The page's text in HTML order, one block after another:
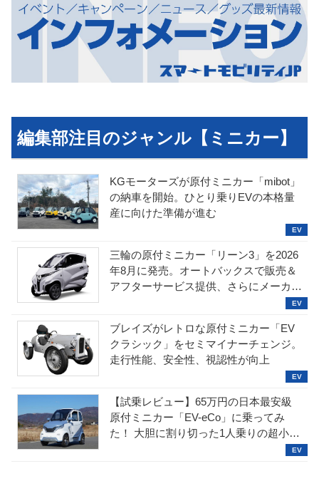
編集部注目のジャンル【ミニカー】
KGモーターズが原付ミニカー「mibot」
の納車を開始。ひとり乗りEVの本格量
産に向けた準備が進む
三輪の原付ミニカー「リーン3」を2026
年8月に発売。オートバックスで販売＆
アフターサービス提供、さらにメーカー
ブレイズがレトロな原付ミニカー「EV
クラシック」をセミマイナーチェンジ。
走行性能、安全性、視認性が向上
【試乗レビュー】65万円の日本最安級
原付ミニカー「EV-eCo」に乗ってみ
た！ 大胆に割り切った1人乗りの超小型